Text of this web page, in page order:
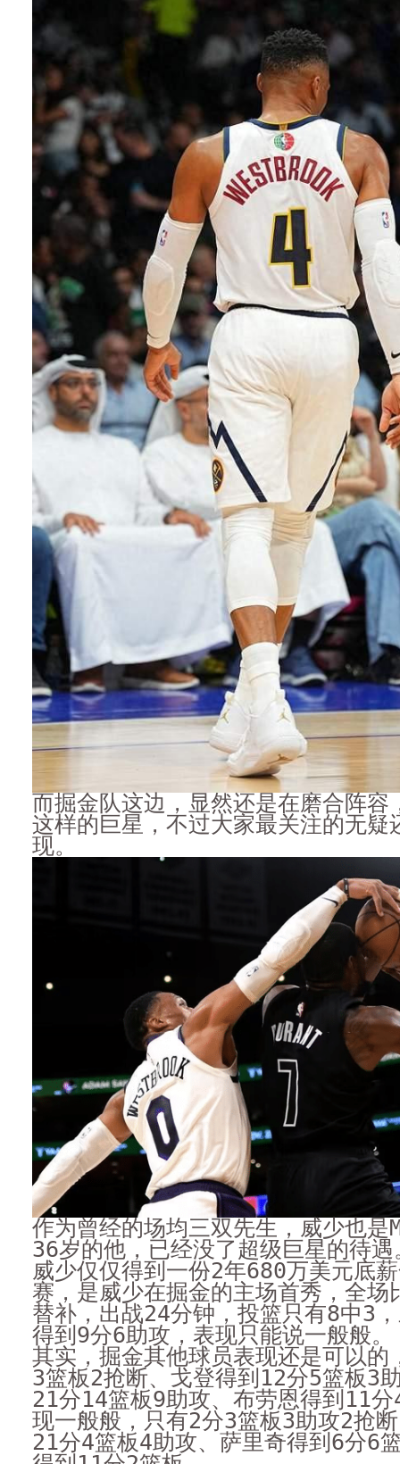
而掘金队这边，显然还是在磨合阵容
这样的巨星，不过大家最关注的无疑
现。
作为曾经的场均三双先生，威少也是
36岁的他，已经没了超级巨星的待
威少仅仅得到一份2年680万美元底
赛，是威少在掘金的主场首秀，全场
替补，出战24分钟，投篮只有8中3
得到9分6助攻，表现只能说一般般。
其实，掘金其他球员表现还是可以的
3篮板2抢断、戈登得到12分5篮板3
21分14篮板9助攻、布劳恩得到11
现一般般，只有2分3篮板3助攻2抢
21分4篮板4助攻、萨里奇得到6分6